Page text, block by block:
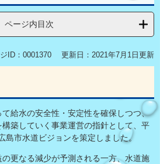
ページ内目次
ID：0001370 更新日：2021年7月1日更新
給水の安全性・安定性を確保しつつ、
築していく事業運営の指針として、平
島市水道ビジョンを策定しました。
更なる減少が予測される一方、水道施